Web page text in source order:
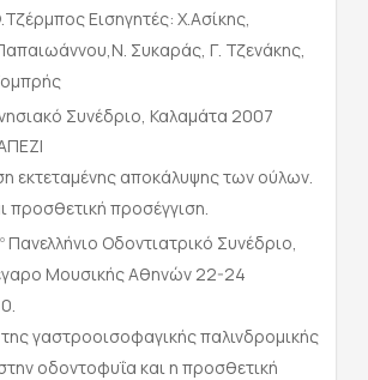
Εισηγητές: Χ.Ασίκης,
Συκαράς, Γ. Τζενάκης,
Συνέδριο, Καλαμάτα 2007
εκτεταμένης αποκάλυψης των ούλων.
προσθετική προσέγγιση.
οΠανελλήνιο Οδοντιατρικό Συνέδριο,
Μουσικής Αθηνών 22-24
γαστροοισοφαγικής παλινδρομικής
οδοντοφυΐα και η προσθετική